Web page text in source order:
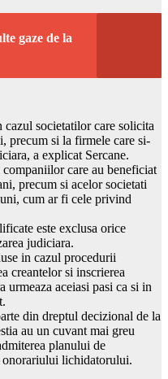
gaze de la
societatilor care solicita
precum si la firmele care si-
a explicat Sercane.
care au beneficiat
precum si acelor societati
cum ar fi cele privind
este exclusa orice
judiciara.
in cazul procedurii
creantelor si inscrierea
urmeaza aceiasi pasi ca si in
din dreptul decizional de la
au un cuvant mai greu
planului de
onorariului lichidatorului.